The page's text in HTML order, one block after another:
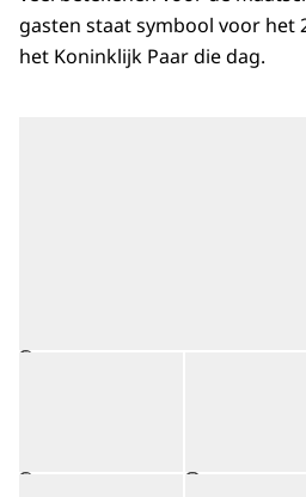
gasten staat symbool voor het
het Koninklijk Paar die dag.
© Open de galerij
© ©
Open de galerij